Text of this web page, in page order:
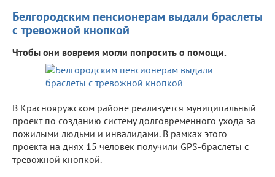
Белгородским пенсионерам выдали браслеты
с тревожной кнопкой
Чтобы они вовремя могли попросить о помощи.
В Краснояружском районе реализуется муниципальный
проект по созданию систему долговременного ухода за
пожилыми людьми и инвалидами. В рамках этого
проекта на днях 15 человек получили GPS-браслеты с
тревожной кнопкой.